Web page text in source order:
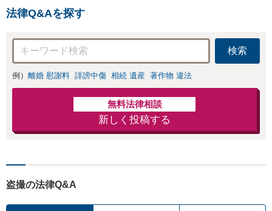
法律Q&Aを探す
検索
例） 離婚 慰謝料 誹謗中傷 相続 遺産 著作物 違法
無料法律相談
新しく投稿する
盗撮の法律Q&A